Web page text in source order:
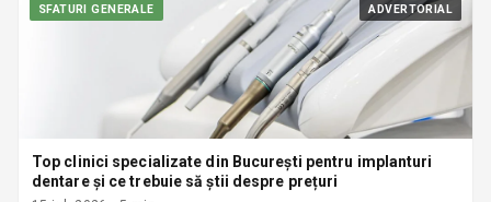
SFATURI GENERALE ADVERTORIAL
Top clinici specializate din București pentru implanturi
dentare și ce trebuie să știi despre prețuri